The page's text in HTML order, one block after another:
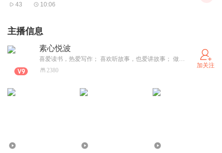
43 10:06
主播信息
素心悦波
喜爱读书，热爱写作； 喜欢听故事，也爱讲故事； 做人素心归零，发声喜悦播音。 我是素心悦波哈，爱你们，感恩有你。
2380
加关注